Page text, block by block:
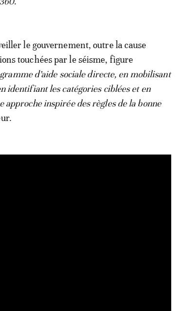
le gouvernement, outre la cause
touchées par le séisme, figure
d’aide sociale directe, en mobilisant
identifiant les catégories ciblées et en
approche inspirée des règles de la bonne